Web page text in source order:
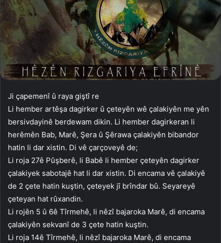
Ji çapemenî û raya giştî re
Li hember artêşa dagirker û çeteyên wê çalakiyên me yên
bersivdayinê berdewam dikin. Li hember dagirkeran li
herêmên Bab, Marê, Şera û Şêrawa çalakiyên bibandor
hatin li dar xistin. Di vê çarçoveyê de;
Li roja 27ê Pûşberê, li Babê li hember çeteyên dagirker
çalakiyek sabotajê hat li dar xistin. Di encama vê çalakiyê
de 2 çete hatin kuştin, çeteyek jî brîndar bû. Seyareyê
çeteyan hat rûxandin.
Li rojên 5 û 6ê Tîrmehê, li nêzî bajaroka Marê, di encama
çalakiyên sekvanî de 3 çete hatin kuştin.
Li roja 14ê Tîrmehê, li nêzî bajaroka Marê, di encama